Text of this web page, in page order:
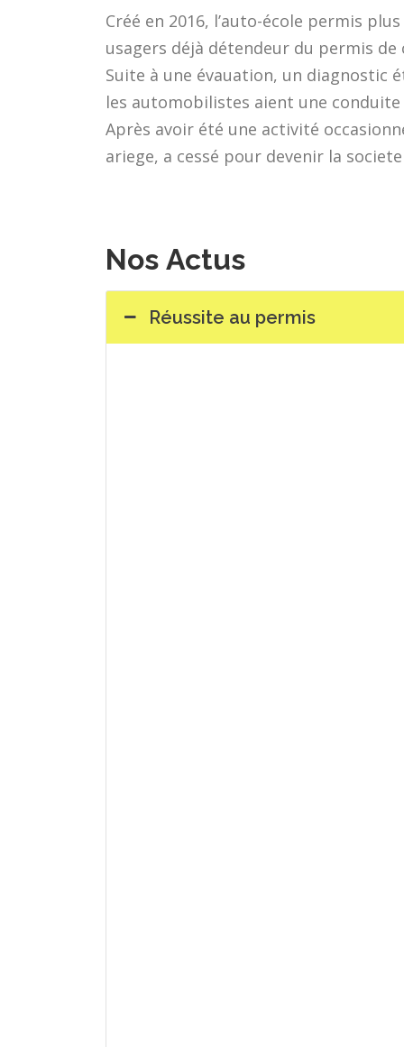
Créé en 2016, l’auto-école permis
usagers déjà détendeur du permis de
Suite à une évauation, un
les automobilistes aient une conduite
Après avoir été une activité
ariege, a cessé pour devenir la
Nos Actus
Réussite au permis